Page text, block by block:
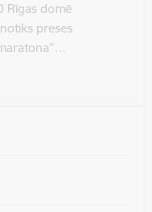
Rīgas domē
preses